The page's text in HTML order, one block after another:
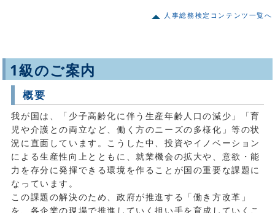
人事総務検定コンテンツ一覧へ
1級のご案内
概要
我が国は、「少子高齢化に伴う生産年齢人口の減少」「育
児や介護との両立など、働く方のニーズの多様化」等の状
況に直面しています。こうした中、投資やイノベーション
による生産性向上とともに、就業機会の拡大や、意欲・能
力を存分に発揮できる環境を作ることが国の重要な課題に
なっています。
この課題の解決のため、政府が推進する「働き方改革」
を、各企業の現場で推進していく担い手を育成していくこ